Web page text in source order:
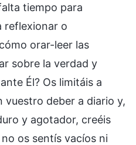
tiempo para
reflexionar o
orar-leer las
sobre la verdad y
Él? Os limitáis a
vuestro deber a diario y,
y agotador, creéis
os sentís vacíos ni